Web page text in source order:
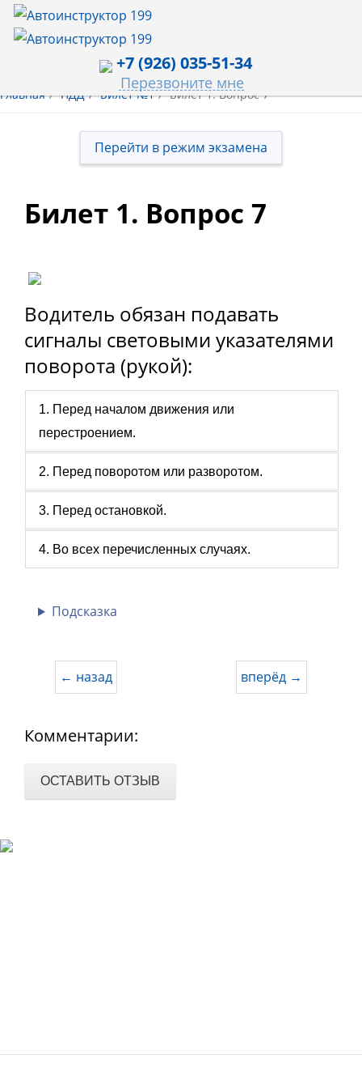
+7 (926) 035-51-34
Перезвоните мне
Главная ПДД Билет №1 Билет 1. Вопрос 7
Перейти в режим экзамена
Билет 1. Вопрос 7
Водитель обязан подавать
сигналы световыми указателями
поворота (рукой):
1. Перед началом движения или
перестроением.
2. Перед поворотом или разворотом.
3. Перед остановкой.
4. Во всех перечисленных случаях.
Подсказка
← назад вперёд →
Комментарии:
ОСТАВИТЬ ОТЗЫВ